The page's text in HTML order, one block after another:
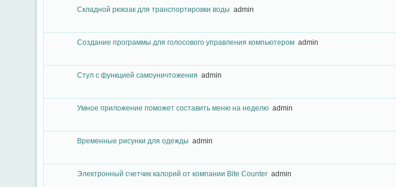
Складной рюкзак для транспортировки воды admin
Создание программы для голосового управления компьютером admin
Стул с функцией самоуничтожения admin
Умное приложение поможет составить меню на неделю admin
Временные рисунки для одежды admin
Электронный счетчик калорий от компании Bite Counter admin